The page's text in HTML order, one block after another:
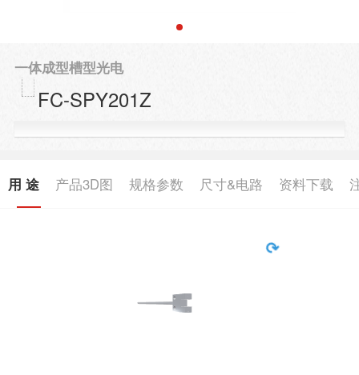
一体成型槽型光电
FC-SPY201Z
用 途 产品3D图 规格参数 尺寸&电路 资料下载